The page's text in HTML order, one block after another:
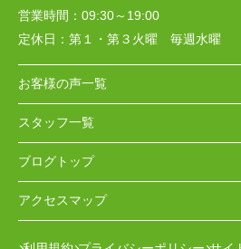
営業時間： 09:30～19:00
定休日： 第１・第３火曜 毎週水曜
お客様の声一覧
スタッフ一覧
ブログトップ
アクセスマップ